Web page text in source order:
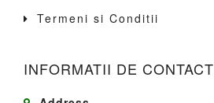
Termeni si Conditii
INFORMATII DE CONTACT